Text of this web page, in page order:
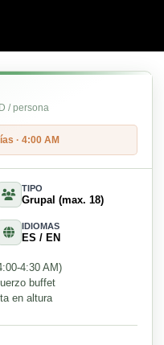
/ persona
· 4:00 AM
TIPO
Grupal (max. 18)
IDIOMAS
ES / EN
4:30 AM)
buffet
en altura